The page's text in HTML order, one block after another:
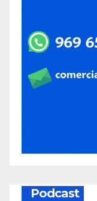
Podcast